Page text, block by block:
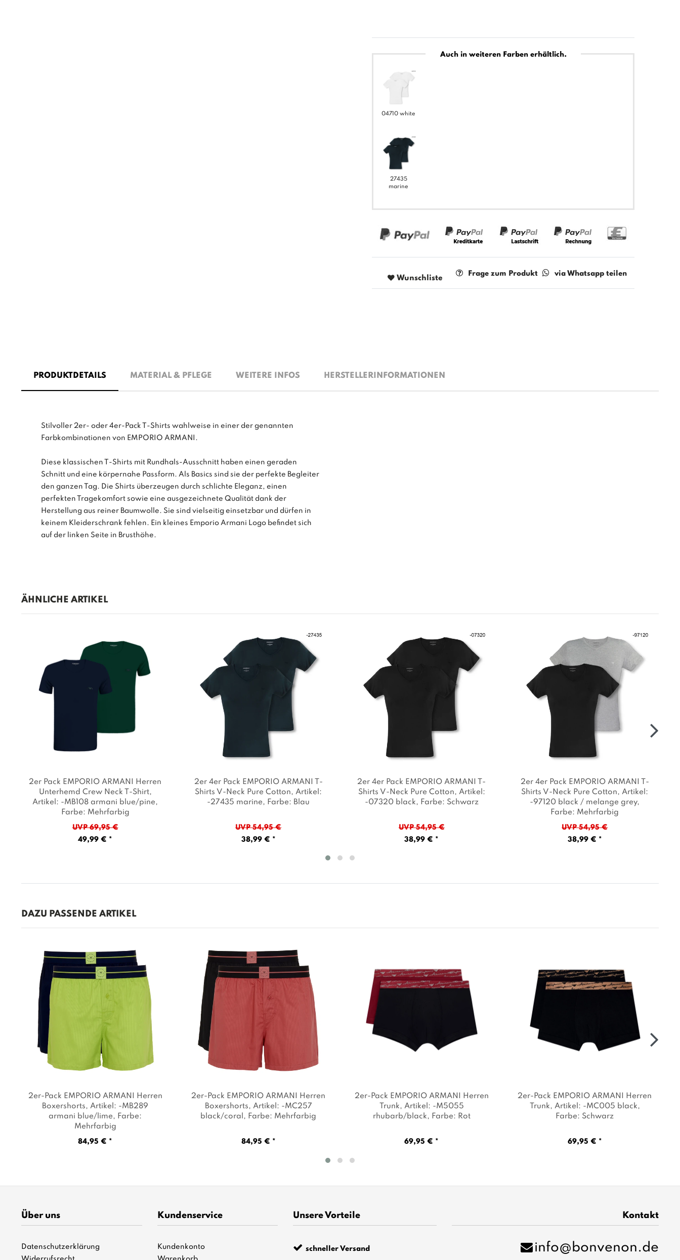
Auch in weiteren Farben erhältlich.
04710 white
27435
marine
Wunschliste
Frage zum Produkt via Whatsapp teilen
PRODUKTDETAILS MATERIAL & PFLEGE WEITERE INFOS HERSTELLERINFORMATIONEN
Stilvoller 2er- oder 4er-Pack T-Shirts wahlweise in einer der genannten
Farbkombinationen von EMPORIO ARMANI.
Diese klassischen T-Shirts mit Rundhals-Ausschnitt haben einen geraden
Schnitt und eine körpernahe Passform. Als Basics sind sie der perfekte Begleiter
den ganzen Tag. Die Shirts überzeugen durch schlichte Eleganz, einen
perfekten Tragekomfort sowie eine ausgezeichnete Qualität dank der
Herstellung aus reiner Baumwolle. Sie sind vielseitig einsetzbar und dürfen in
keinem Kleiderschrank fehlen. Ein kleines Emporio Armani Logo befindet sich
auf der linken Seite in Brusthöhe.
ÄHNLICHE ARTIKEL
2er Pack EMPORIO ARMANI Herren
Unterhemd Crew Neck T-Shirt,
Artikel: -MB108 armani blue/pine,
Farbe: Mehrfarbig
UVP 69,95 €
49,99 € *
2er 4er Pack EMPORIO ARMANI T-
Shirts V-Neck Pure Cotton, Artikel:
-27435 marine, Farbe: Blau
UVP 54,95 €
38,99 € *
2er 4er Pack EMPORIO ARMANI T-
Shirts V-Neck Pure Cotton, Artikel:
-07320 black, Farbe: Schwarz
UVP 54,95 €
38,99 € *
2er 4er Pack EMPORIO ARMANI T-
Shirts V-Neck Pure Cotton, Artikel:
-97120 black / melange grey,
Farbe: Mehrfarbig
UVP 54,95 €
38,99 € *
DAZU PASSENDE ARTIKEL
2er-Pack EMPORIO ARMANI Herren
Boxershorts, Artikel: -MB289
armani blue/lime, Farbe:
Mehrfarbig
84,95 € *
2er-Pack EMPORIO ARMANI Herren
Boxershorts, Artikel: -MC257
black/coral , Farbe: Mehrfarbig
84,95 € *
2er-Pack EMPORIO ARMANI Herren
Trunk, Artikel: -M5055
rhubarb/black, Farbe: Rot
69,95 € *
2er-Pack EMPORIO ARMANI Herren
Trunk, Artikel: -MC005 black,
Farbe: Schwarz
69,95 € *
Über uns
Datenschutzerklärung
Kundenservice
Kundenkonto
Unsere Vorteile
schneller Versand
Kontakt
info@bonvenon.de